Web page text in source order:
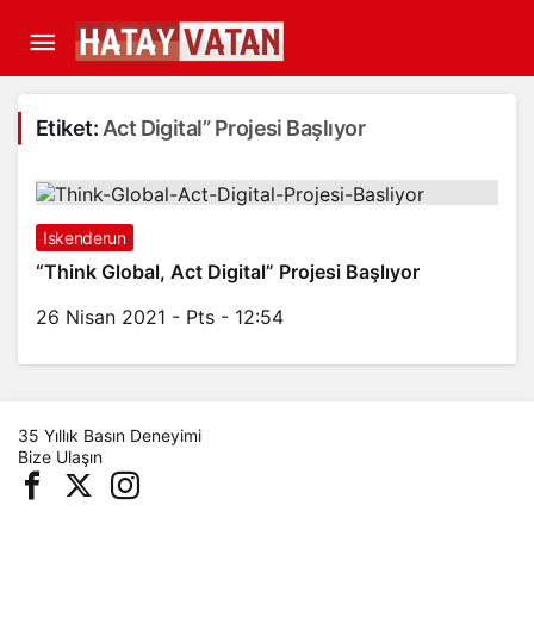
Etiket: Act Digital” Projesi Başlıyor
Iskenderun
“Think Global, Act Digital” Projesi Başlıyor
26 Nisan 2021 - Pts - 12:54
35 Yıllık Basın Deneyimi
Bize Ulaşın